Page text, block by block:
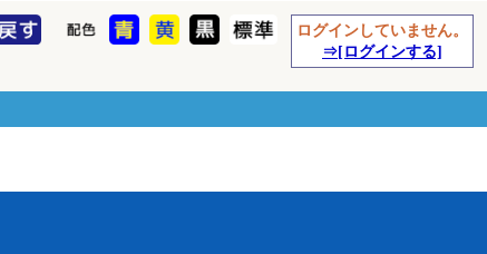
ログインしていません。
⇒[ログインする]